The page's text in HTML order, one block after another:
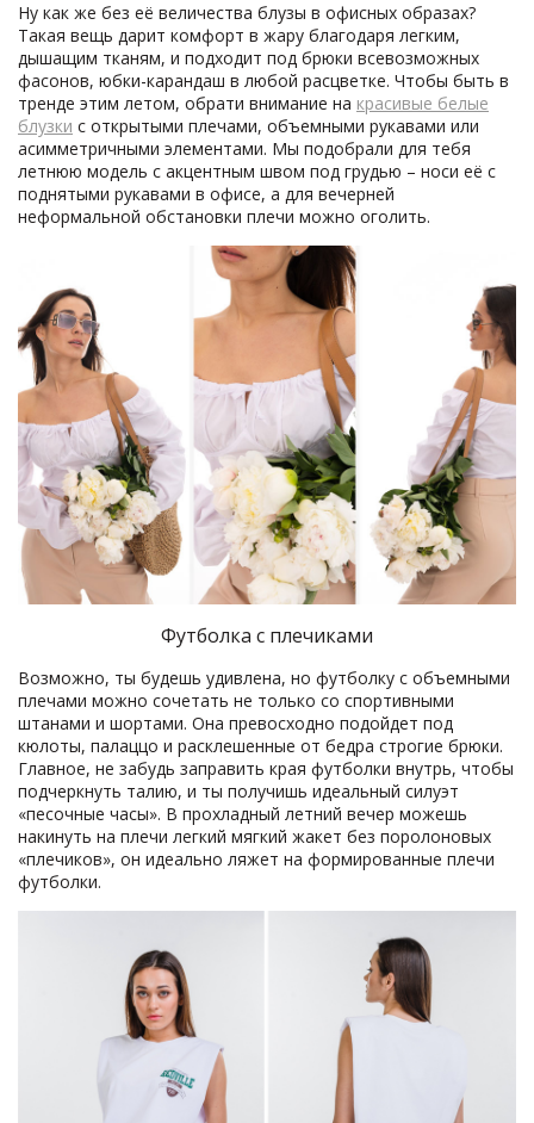
Ну как же без её величества блузы в офисных образах?
Такая вещь дарит комфорт в жару благодаря легким,
дышащим тканям, и подходит под брюки всевозможных
фасонов, юбки-карандаш в любой расцветке. Чтобы быть в
тренде этим летом, обрати внимание на красивые белые
блузки с открытыми плечами, объемными рукавами или
асимметричными элементами. Мы подобрали для тебя
летнюю модель с акцентным швом под грудью – носи её с
поднятыми рукавами в офисе, а для вечерней
неформальной обстановки плечи можно оголить.
Футболка с плечиками
Возможно, ты будешь удивлена, но футболку с объемными
плечами можно сочетать не только со спортивными
штанами и шортами. Она превосходно подойдет под
кюлоты, палаццо и расклешенные от бедра строгие брюки.
Главное, не забудь заправить края футболки внутрь, чтобы
подчеркнуть талию, и ты получишь идеальный силуэт
«песочные часы». В прохладный летний вечер можешь
накинуть на плечи легкий мягкий жакет без поролоновых
«плечиков», он идеально ляжет на формированные плечи
футболки.